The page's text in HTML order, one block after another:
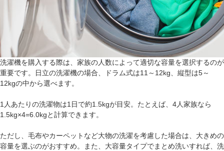
洗濯機を購入する際は、家族の人数によって適切な容量を選択するのが
重要です。日立の洗濯機の場合、ドラム式は11～12kg、縦型は5～
12kgの中から選べます。
1人あたりの洗濯物は1日で約1.5kgが目安。たとえば、4人家族なら
1.5kg×4=6.0kgと計算できます。
ただし、毛布やカーペットなど大物の洗濯を考慮した場合は、大きめの
容量を選ぶのがおすすめ。また、大容量タイプでまとめ洗いすれば、洗